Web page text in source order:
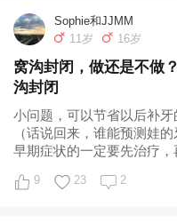
Sophie和JJMM
11岁
16岁
窝沟封闭，做还是不做
沟封闭
小问题，可以节省以后补
（话说回来，谁能预测娃
早期症状的一定要先治疗
来，就是怎么做的问题了，
9 23 2